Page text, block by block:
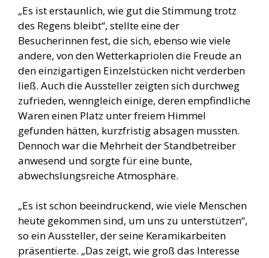
„Es ist erstaunlich, wie gut die Stimmung trotz
des Regens bleibt“, stellte eine der
Besucherinnen fest, die sich, ebenso wie viele
andere, von den Wetterkapriolen die Freude an
den einzigartigen Einzelstücken nicht verderben
ließ. Auch die Aussteller zeigten sich durchweg
zufrieden, wenngleich einige, deren empfindliche
Waren einen Platz unter freiem Himmel
gefunden hätten, kurzfristig absagen mussten.
Dennoch war die Mehrheit der Standbetreiber
anwesend und sorgte für eine bunte,
abwechslungsreiche Atmosphäre.
„Es ist schon beeindruckend, wie viele Menschen
heute gekommen sind, um uns zu unterstützen“,
so ein Aussteller, der seine Keramikarbeiten
präsentierte. „Das zeigt, wie groß das Interesse